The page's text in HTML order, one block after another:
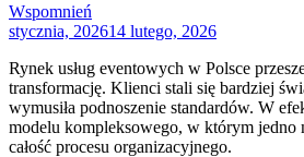
Wspomnień
stycznia, 202614 lutego, 2026
Rynek usług eventowych w Polsce
transformację. Klienci stali się bardziej
wymusiła podnoszenie standardów. W
modelu kompleksowego, w którym jedno
całość procesu organizacyjnego.